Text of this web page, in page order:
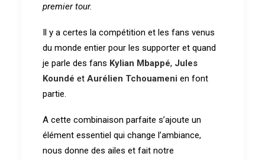
premier tour.
Il y a certes la compétition et les fans venus
du monde entier pour les supporter et quand
je parle des fans Kylian Mbappé, Jules
Koundé et Aurélien Tchouameni en font
partie.
A cette combinaison parfaite s’ajoute un
élément essentiel qui change l’ambiance,
nous donne des ailes et fait notre